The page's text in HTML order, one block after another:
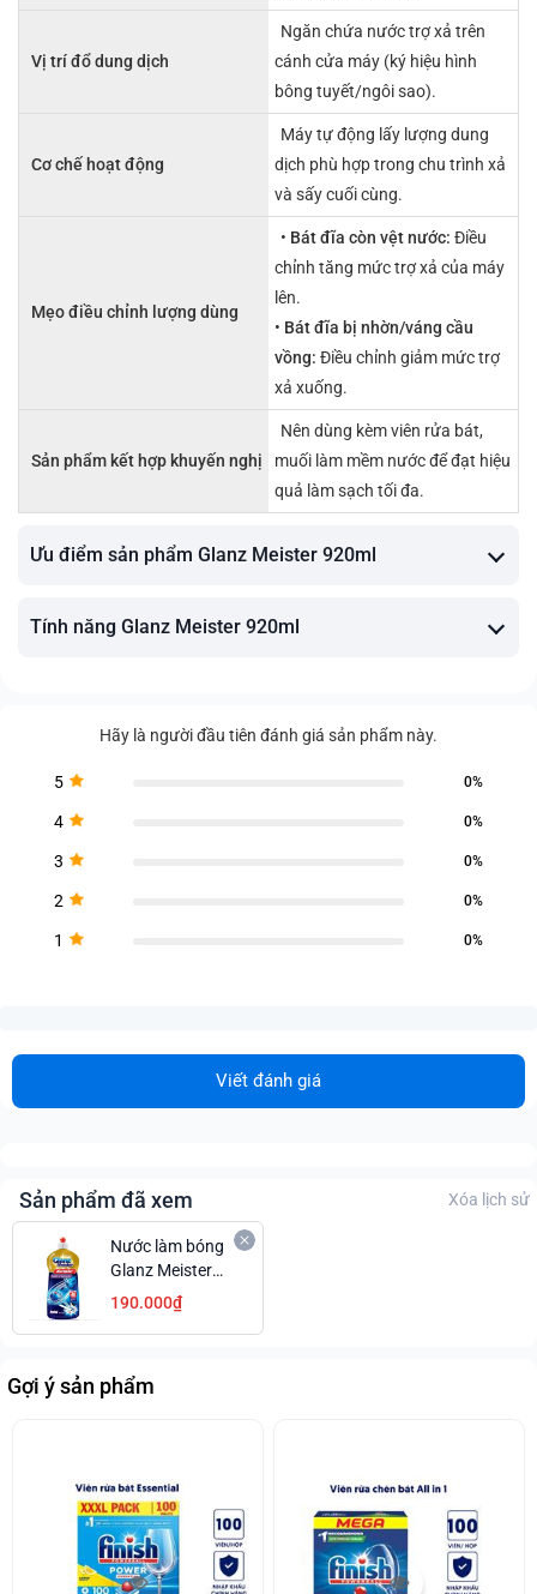
Vị trí đổ dung dịch
Ngăn chứa nước trợ xả trên
cánh cửa máy (ký hiệu hình
bông tuyết/ngôi sao).
Cơ chế hoạt động
Máy tự động lấy lượng dung
dịch phù hợp trong chu trình xả
và sấy cuối cùng.
Mẹo điều chỉnh lượng dùng
• Bát đĩa còn vệt nước: Điều
chỉnh tăng mức trợ xả của máy
lên.
• Bát đĩa bị nhờn/váng cầu
vồng: Điều chỉnh giảm mức trợ
xả xuống.
Sản phẩm kết hợp khuyến nghị
Nên dùng kèm viên rửa bát,
muối làm mềm nước để đạt hiệu
quả làm sạch tối đa.
Ưu điểm sản phẩm Glanz Meister 920ml
Tính năng Glanz Meister 920ml
Hãy là người đầu tiên đánh giá sản phẩm này.
5 0%
4 0%
3 0%
2 0%
1 0%
Viết đánh giá
Sản phẩm đã xem Xóa lịch sử
Nước làm bóng
Glanz Meister
920ml chuyên
dụng An Toàn
190.000₫
Gợi ý sản phẩm